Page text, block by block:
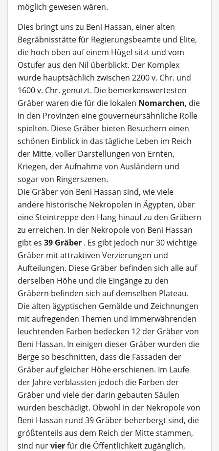
möglich gewesen wären.
Dies bringt uns zu Beni Hassan, einer alten
Begräbnisstätte für Regierungsbeamte und Elite,
die hoch oben auf einem Hügel sitzt und vom
Ostufer aus den Nil überblickt. Der Komplex
wurde hauptsächlich zwischen 2200 v. Chr. und
1600 v. Chr. genutzt. Die bemerkenswertesten
Gräber waren die für die lokalen Nomarchen, die
in den Provinzen eine gouverneursähnliche Rolle
spielten. Diese Gräber bieten Besuchern einen
schönen Einblick in das tägliche Leben im Reich
der Mitte, voller Darstellungen von Ernten,
Kriegen, der Aufnahme von Ausländern und
sogar von Ringerszenen.
Die Gräber von Beni Hassan sind, wie viele
andere historische Nekropolen in Ägypten, über
eine Steintreppe den Hang hinauf zu den Gräbern
zu erreichen. In der Nekropole von Beni Hassan
gibt es 39 Gräber . Es gibt jedoch nur 30 wichtige
Gräber mit attraktiven Verzierungen und
Aufteilungen. Diese Gräber befinden sich alle auf
derselben Höhe und die Eingänge zu den
Gräbern befinden sich auf demselben Plateau.
Die alten ägyptischen Gemälde und Zeichnungen
mit aufregenden Themen und immerwährenden
leuchtenden Farben bedecken 12 der Gräber von
Beni Hassan. In einigen dieser Gräber wurden die
Berge so beschnitten, dass die Fassaden der
Gräber auf gleicher Höhe erschienen. Im Laufe
der Jahre verblassten jedoch die Farben der
Gräber und viele der darin gebauten Säulen
wurden beschädigt. Obwohl in der Nekropole von
Beni Hassan rund 39 Gräber beherbergt sind, die
größtenteils aus dem Reich der Mitte stammen,
sind nurvierfür die Öffentlichkeit zugänglich,